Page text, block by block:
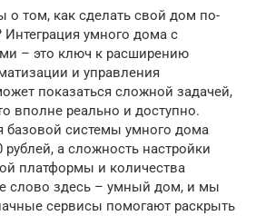
том, как сделать свой дом по-
умного дома с
– это ключ к расширению
и управления
показаться сложной задачей,
вполне реально и доступно.
базовой системы умного дома
рублей, а сложность настройки
платформы и количества
слово здесь – умный дом, и мы
сервисы помогают раскрыть